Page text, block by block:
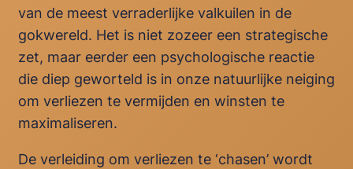
van de meest verraderlijke valkuilen in de
gokwereld. Het is niet zozeer een strategische
zet, maar eerder een psychologische reactie
die diep geworteld is in onze natuurlijke neiging
om verliezen te vermijden en winsten te
maximaliseren.
De verleiding om verliezen te ‘chasen’ wordt